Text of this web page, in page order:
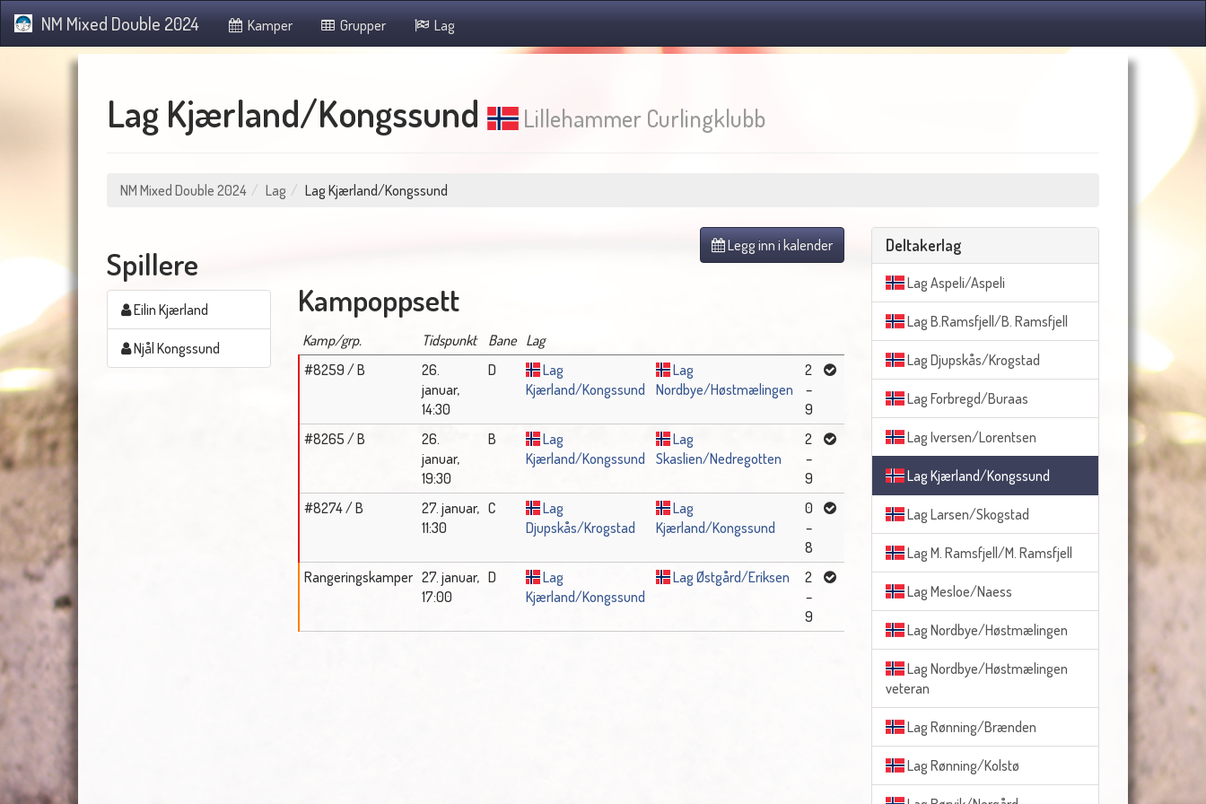
NM Mixed Double 2024 Kamper Grupper Lag
Lag Kjærland/Kongssund Lillehammer Curlingklubb
NM Mixed Double 2024 Lag Lag Kjærland/Kongssund
Spillere
Eilin Kjærland
Njål Kongssund
Legg inn i kalender
Kampoppsett
Kamp/grp. Tidspunkt Bane Lag
#8259 / B
26.
januar,
14:30
D
Lag
Kjærland/Kongssund
Lag
Nordbye/Høstmælingen
2
–
9
#8265 / B
26.
januar,
19:30
B
Lag
Kjærland/Kongssund
Lag
Skaslien/Nedregotten
2
–
9
#8274 / B
27. januar,
11:30
C
Lag
Djupskås/Krogstad
Lag
Kjærland/Kongssund
0
–
8
Rangeringskamper 27. januar,
17:00
D
Lag
Kjærland/Kongssund
Lag Østgård/Eriksen
2
–
9
Deltakerlag
Lag Aspeli/Aspeli
Lag B.Ramsfjell/B. Ramsfjell
Lag Djupskås/Krogstad
Lag Forbregd/Buraas
Lag Iversen/Lorentsen
Lag Kjærland/Kongssund
Lag Larsen/Skogstad
Lag M. Ramsfjell/M. Ramsfjell
Lag Mesloe/Naess
Lag Nordbye/Høstmælingen
Lag Nordbye/Høstmælingen
veteran
Lag Rønning/Brænden
Lag Rønning/Kolstø